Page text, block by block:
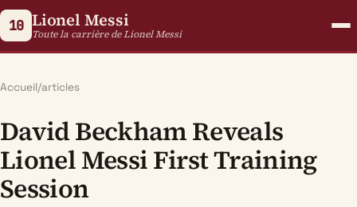
10 Lionel Messi
Toute la carrière de Lionel Messi
Accueil/articles
David Beckham Reveals
Lionel Messi First Training
Session